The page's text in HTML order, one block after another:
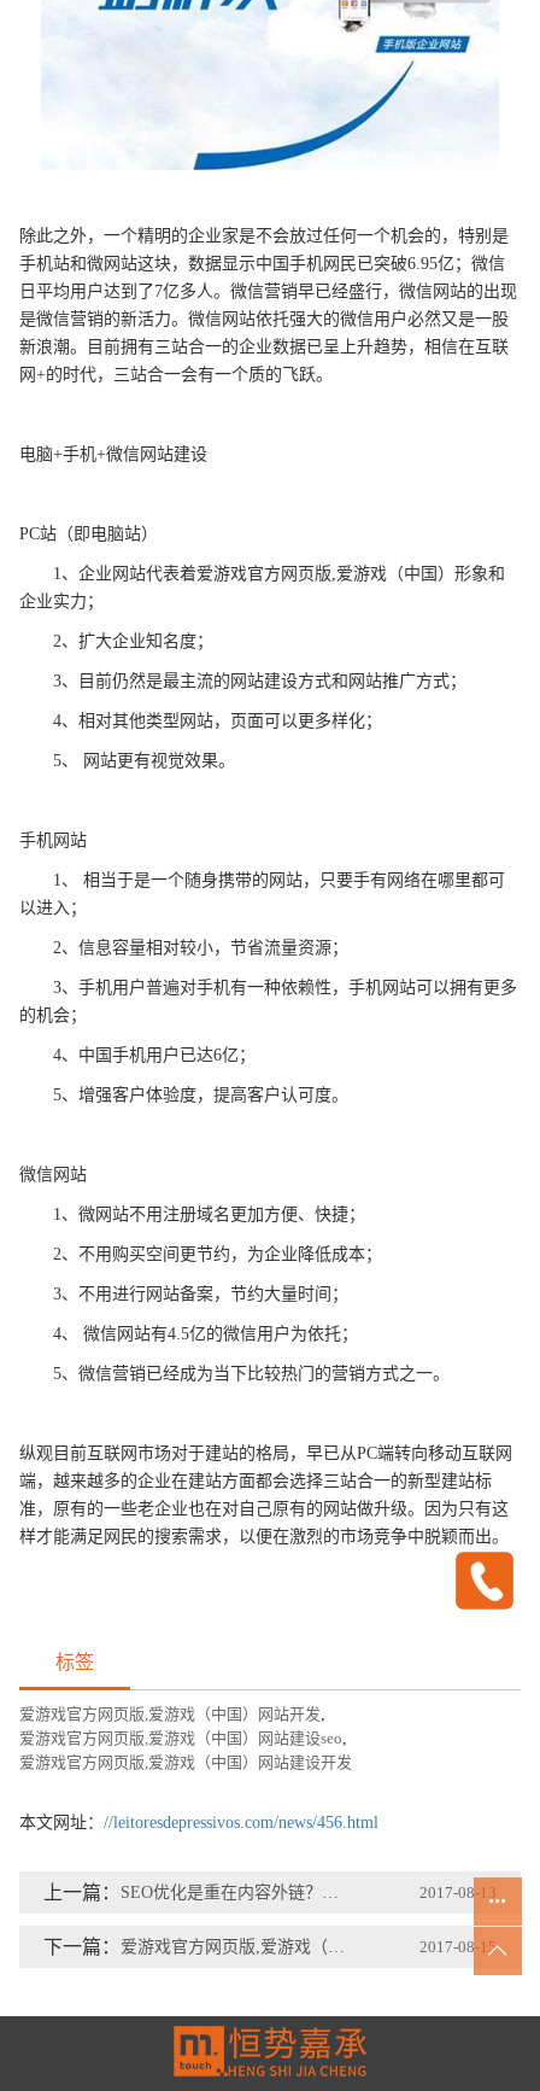
除此之外，一个精明的企业家是不会放过任何一个机会的，特别是
手机站和微网站这块，数据显示中国手机网民已突破6.95亿；微信
日平均用户达到了7亿多人。微信营销早已经盛行，微信网站的出现
是微信营销的新活力。微信网站依托强大的微信用户必然又是一股
新浪潮。目前拥有三站合一的企业数据已呈上升趋势，相信在互联
网+的时代，三站合一会有一个质的飞跃。
电脑+手机+微信网站建设
PC站（即电脑站）
1、企业网站代表着爱游戏官方网页版,爱游戏（中国）形象和
企业实力；
2、扩大企业知名度；
3、目前仍然是最主流的网站建设方式和网站推广方式；
4、相对其他类型网站，页面可以更多样化；
5、 网站更有视觉效果。
手机网站
1、 相当于是一个随身携带的网站，只要手有网络在哪里都可
以进入；
2、信息容量相对较小，节省流量资源；
3、手机用户普遍对手机有一种依赖性，手机网站可以拥有更多
的机会；
4、中国手机用户已达6亿；
5、增强客户体验度，提高客户认可度。
微信网站
1、微网站不用注册域名更加方便、快捷；
2、不用购买空间更节约，为企业降低成本；
3、不用进行网站备案，节约大量时间；
4、 微信网站有4.5亿的微信用户为依托；
5、微信营销已经成为当下比较热门的营销方式之一。
纵观目前互联网市场对于建站的格局，早已从PC端转向移动互联网
端，越来越多的企业在建站方面都会选择三站合一的新型建站标
准，原有的一些老企业也在对自己原有的网站做升级。因为只有这
样才能满足网民的搜索需求，以便在激烈的市场竞争中脱颖而出。
标签
爱游戏官方网页版,爱游戏（中国）网站开发
爱游戏官方网页版,爱游戏（中国）网站建设seo
爱游戏官方网页版,爱游戏（中国）网站建设开发
本文网址： //leitoresdepressivos.com/news/456.html
上一篇： 2017-08-13
下一篇： 2017-08-15